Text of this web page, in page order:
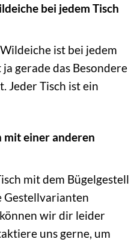
bei jedem Tisch
ist bei jedem
gerade das Besondere
Jeder Tisch ist ein
mit einer anderen
mit dem Bügelgestell
Gestellvarianten
wir dir leider
uns gerne, um